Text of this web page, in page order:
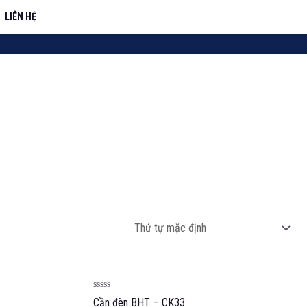
LIÊN HỆ
Được
Cần đèn BHT – CK33